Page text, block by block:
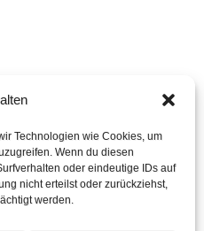
Technologien wie Cookies, um
Wenn du diesen
oder eindeutige IDs auf
nicht erteilst oder zurückziehst,
werden.